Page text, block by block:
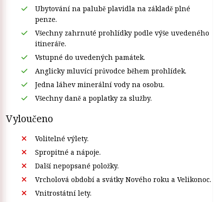
Ubytování na palubě plavidla na základě plné
penze.
Všechny zahrnuté prohlídky podle výše uvedeného
itineráře.
Vstupné do uvedených památek.
Anglicky mluvící průvodce během prohlídek.
Jedna láhev minerální vody na osobu.
Všechny daně a poplatky za služby.
Vyloučeno
Volitelné výlety.
Spropitné a nápoje.
Další nepopsané položky.
Vrcholová období a svátky Nového roku a Velikonoc.
Vnitrostátní lety.